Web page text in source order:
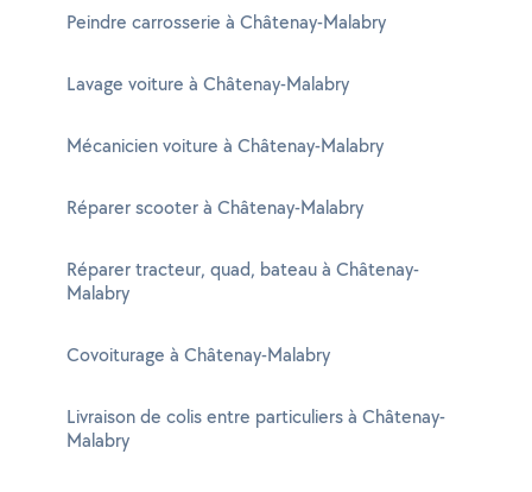
Peindre carrosserie à Châtenay-Malabry
Lavage voiture à Châtenay-Malabry
Mécanicien voiture à Châtenay-Malabry
Réparer scooter à Châtenay-Malabry
Réparer tracteur, quad, bateau à Châtenay-
Malabry
Covoiturage à Châtenay-Malabry
Livraison de colis entre particuliers à Châtenay-
Malabry